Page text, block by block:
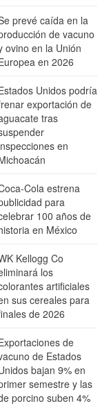
prevé caída en la
de vacuno
ovino en la Unión
en 2026
Unidos podría
exportación de
tras
en
Cola estrena
para
100 años de
en México
Kellogg Co
los
artificiales
sus cereales para
de 2026
de
de Estados
bajan 9% en
semestre y las
porcino suben 4%